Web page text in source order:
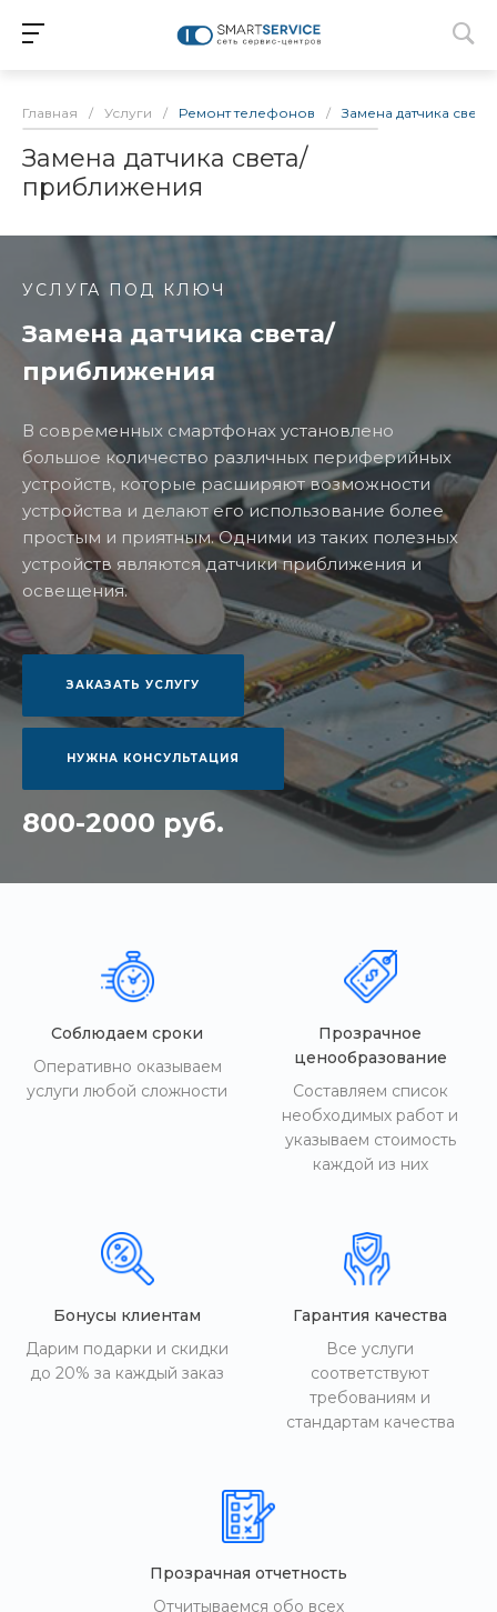
Главная / Услуги / Ремонт телефонов / Замена датчика
Замена датчика света/
приближения
УСЛУГА ПОД КЛЮЧ
Замена датчика света/
приближения
В современных смартфонах установлено
большое количество различных периферийных
устройств, которые расширяют возможности
устройства и делают его использование более
простым и приятным. Одними из таких полезных
устройств являются датчики приближения и
освещения.
ЗАКАЗАТЬ УСЛУГУ
НУЖНА КОНСУЛЬТАЦИЯ
800-2000 руб.
Соблюдаем сроки
Оперативно оказываем
услуги любой сложности
Прозрачное
ценообразование
Составляем список
необходимых работ и
указываем стоимость
каждой из них
Бонусы клиентам
Дарим подарки и скидки
до 20% за каждый заказ
Гарантия качества
Все услуги
соответствуют
требованиям и
стандартам качества
Прозрачная отчетность
Отчитываемся обо всех